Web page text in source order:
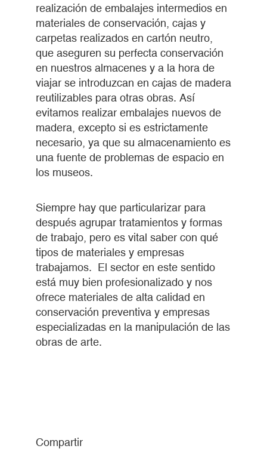
realización de embalajes intermedios en
materiales de conservación, cajas y
carpetas realizados en cartón neutro,
que aseguren su perfecta conservación
en nuestros almacenes y a la hora de
viajar se introduzcan en cajas de madera
reutilizables para otras obras. Así
evitamos realizar embalajes nuevos de
madera, excepto si es estrictamente
necesario, ya que su almacenamiento es
una fuente de problemas de espacio en
los museos.
Siempre hay que particularizar para
después agrupar tratamientos y formas
de trabajo, pero es vital saber con qué
tipos de materiales y empresas
trabajamos. El sector en este sentido
está muy bien profesionalizado y nos
ofrece materiales de alta calidad en
conservación preventiva y empresas
especializadas en la manipulación de las
obras de arte.
Compartir